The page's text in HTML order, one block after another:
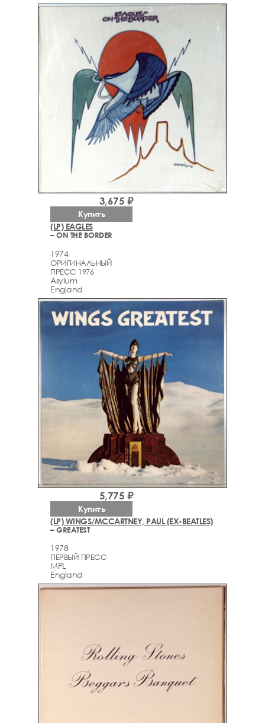
(LP) EAGLES
– ON THE BORDER
1974
ОРИГИНАЛЬНЫЙ
ПРЕСС 1976
Asylum
England
3,675 ₽
Купить
(LP) WINGS/MCCARTNEY, PAUL (EX-BEATLES)
– GREATEST
1978
ПЕРВЫЙ ПРЕСС
MPL
England
5,775 ₽
Купить